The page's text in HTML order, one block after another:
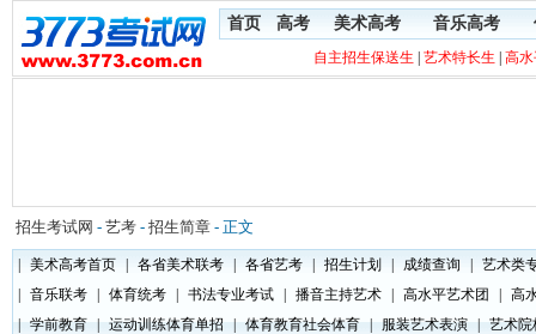
首页 高考 美术高考 音乐高考
自主招生保送生 艺术特长生 高
招生考试网 - 艺考 - 招生简章 - 正文
美术高考首页 各省美术联考 各省艺考 招生计划 成绩查询
艺术类
音乐联考 体育统考 书法专业考试 播音主持艺术 高水平艺术团
高
学前教育 运动训练体育单招 体育教育社会体育 服装艺术表演
艺术院